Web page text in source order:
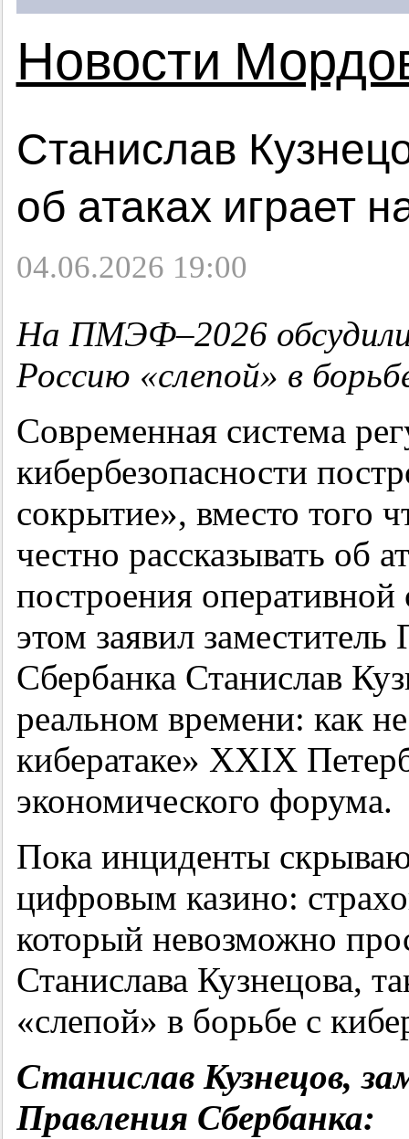
Новости
Станислав
об атаках играет
04.06.2026 19:00
На ПМЭФ–2026
Россию «слепой» в
Современная система
кибербезопасности
сокрытие», вместо того
честно рассказывать об
построения
этом заявил
Сбербанка Станислав
реальном времени: как
кибератаке» XXIX
экономического форума.
Пока инциденты
цифровым казино:
который невозможно
Станислава Кузнецова,
«слепой» в борьбе с
Станислав Кузнецов,
Правления Сбербанка: